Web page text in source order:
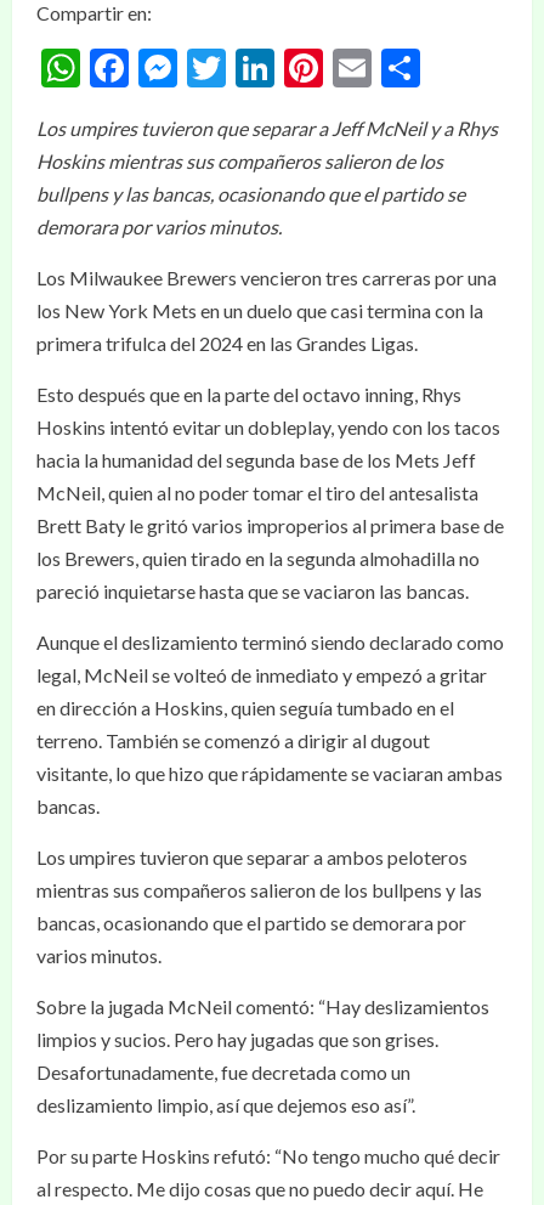
Compartir en:
WhatsApp
Facebook
Messenger
Twitter
LinkedIn
Pinterest
Email
Los umpires tuvieron que separar a Jeff McNeil y a Rhys
Hoskins mientras sus compañeros salieron de los
bullpens y las bancas, ocasionando que el partido se
demorara por varios minutos.
Los Milwaukee Brewers vencieron tres carreras por una
los New York Mets en un duelo que casi termina con la
primera trifulca del 2024 en las Grandes Ligas.
Esto después que en la parte del octavo inning, Rhys
Hoskins intentó evitar un dobleplay, yendo con los tacos
hacia la humanidad del segunda base de los Mets Jeff
McNeil, quien al no poder tomar el tiro del antesalista
Brett Baty le gritó varios improperios al primera base de
los Brewers, quien tirado en la segunda almohadilla no
pareció inquietarse hasta que se vaciaron las bancas.
Aunque el deslizamiento terminó siendo declarado como
legal, McNeil se volteó de inmediato y empezó a gritar
en dirección a Hoskins, quien seguía tumbado en el
terreno. También se comenzó a dirigir al dugout
visitante, lo que hizo que rápidamente se vaciaran ambas
bancas.
Los umpires tuvieron que separar a ambos peloteros
mientras sus compañeros salieron de los bullpens y las
bancas, ocasionando que el partido se demorara por
varios minutos.
Sobre la jugada McNeil comentó: “Hay deslizamientos
limpios y sucios. Pero hay jugadas que son grises.
Desafortunadamente, fue decretada como un
deslizamiento limpio, así que dejemos eso así”.
Por su parte Hoskins refutó: “No tengo mucho qué decir
al respecto. Me dijo cosas que no puedo decir aquí. He